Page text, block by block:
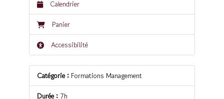
Calendrier
Panier
Accessibilité
Catégorie : Formations Management
Durée :7h